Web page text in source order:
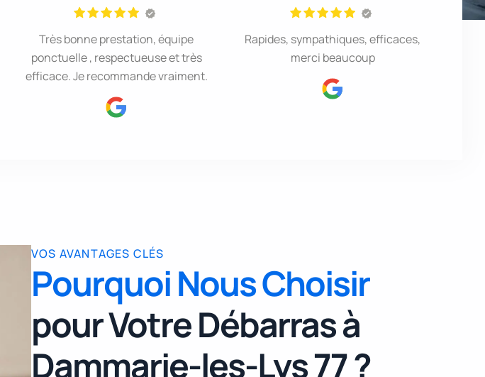
Très bonne prestation, équipe
ponctuelle , respectueuse et très
efficace. Je recommande vraiment.
Rapides, sympathiques, efficaces,
merci beaucoup
VOS AVANTAGES CLÉS
Pourquoi Nous Choisir
pour Votre Débarras à
Dammarie-les-Lys 77 ?